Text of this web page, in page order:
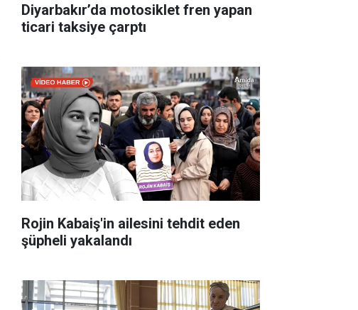
Diyarbakır’da motosiklet fren yapan
ticari taksiye çarptı
Rojin Kabaiş'in ailesini tehdit eden
şüpheli yakalandı